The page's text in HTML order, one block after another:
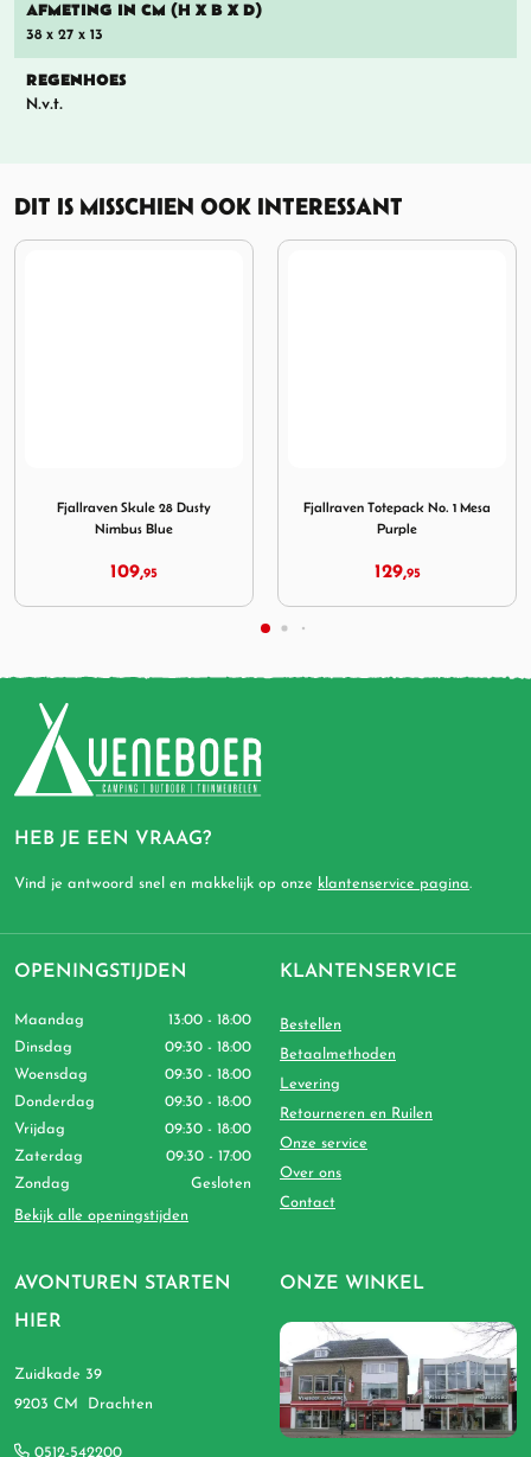
AFMETING IN CM (H X B X D)
38 x 27 x 13
REGENHOES
N.v.t.
DIT IS MISSCHIEN OOK INTERESSANT
Fjallraven Totepack No. 1 Mesa
Purple
129,95
Fjallraven Kanken Ox Red-Royal
Blue
79,95
HEB JE EEN VRAAG?
Vind je antwoord snel en makkelijk op onze klantenservice pagina.
AVONTUREN STARTEN
HIER
Zuidkade 39
9203 CM Drachten
0512-542200
OPENINGSTIJDEN
Maandag
13:00 - 18:00
Dinsdag
09:30 - 18:00
Woensdag
09:30 - 18:00
Donderdag
09:30 - 18:00
Vrijdag
09:30 - 18:00
Zaterdag
09:30 - 17:00
Zondag
Gesloten
Bekijk alle openingstijden
KLANTENSERVICE
Bestellen
Betaalmethoden
Levering
Retourneren en Ruilen
Onze service
Over ons
Contact
ONZE WINKEL